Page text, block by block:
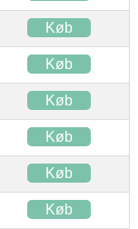
Køb
Køb
Køb
Køb
Køb
Køb